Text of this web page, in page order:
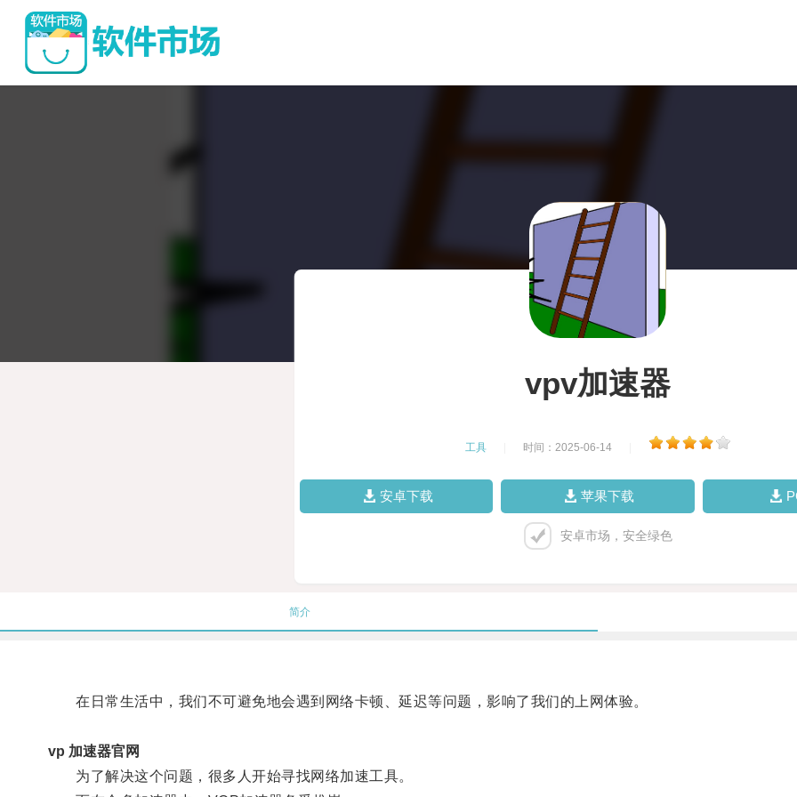
vpv加速器
工具 时间：2025-06-14
安卓下载 苹果下载
安卓市场，安全绿色
简介
在日常生活中，我们不可避免地会遇到网络卡顿、延迟等问题，影响了我们的上网体验。
vp 加速器官网
为了解决这个问题，很多人开始寻找网络加速工具。